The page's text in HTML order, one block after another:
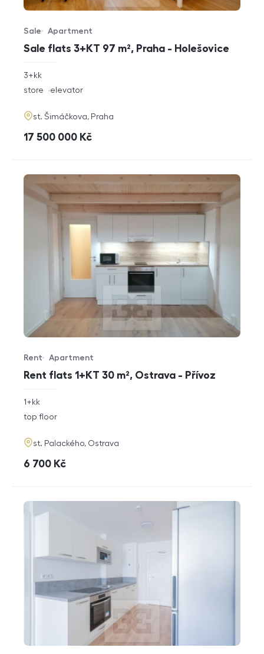
Sale flats 3+KT 97 m², Praha - Holešovice
Offer type
Sale
Property type
Apartment
rozměry
disposition
3+kk
funkce
store elevator
adresa
st. Šimáčkova, Praha
cena
17 500 000 Kč
Rent flats 1+KT 30 m², Ostrava - Přívoz
Offer type
Rent
Property type
Apartment
rozměry
disposition
1+kk
funkce
top floor
adresa
st. Palackého, Ostrava
cena
6 700 Kč